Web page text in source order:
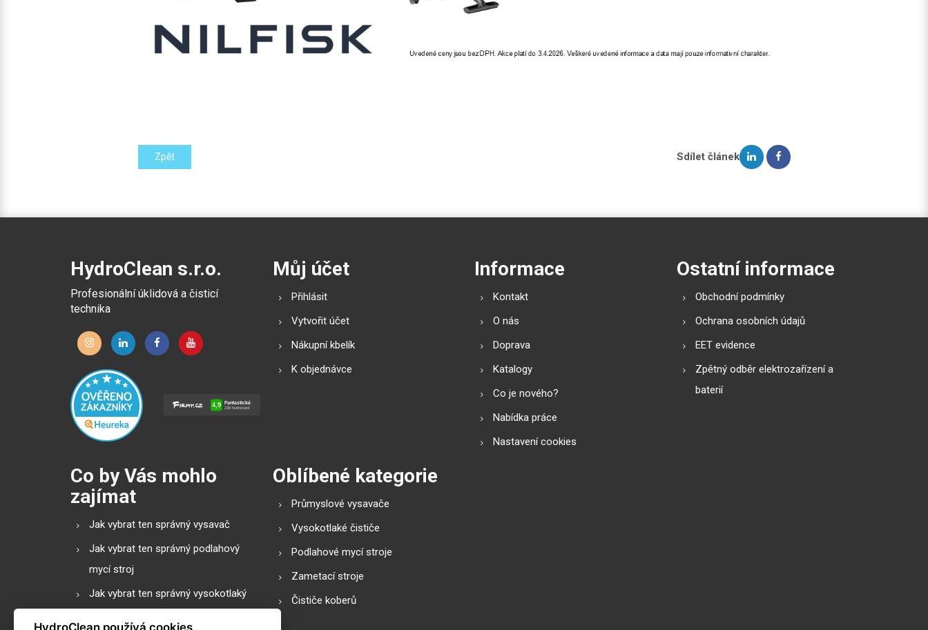
Zpět Sdílet článek
HydroClean s.r.o.
Profesionální úklidová a čisticí
technika
Můj účet
Přihlásit
Vytvořit účet
Nákupní kbelík
K objednávce
Informace
Kontakt
O nás
Doprava
Katalogy
Co je nového?
Nabídka práce
Nastavení cookies
Ostatní informace
Obchodní podmínky
Ochrana osobních údajů
EET evidence
Zpětný odběr elektrozařízení a
baterií
Co by Vás mohlo
zajímat
Jak vybrat ten správný vysavač
Jak vybrat ten správný podlahový
mycí stroj
Jak vybrat ten správný vysokotlaký
Oblíbené kategorie
Průmyslové vysavače
Vysokotlaké čističe
Podlahové mycí stroje
Zametací stroje
Čističe koberů